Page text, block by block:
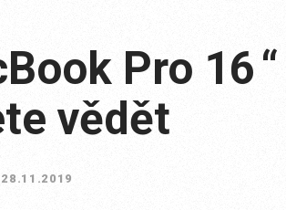
Pro 16
vědět
28.11.2019